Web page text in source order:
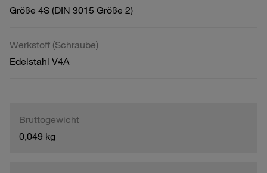
Größe 4S (DIN 3015 Größe 2)
Werkstoff (Schraube)
Edelstahl V4A
Bruttogewicht
0,049 kg